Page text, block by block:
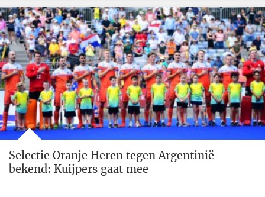
Selectie Oranje Heren tegen Argentinië
bekend: Kuijpers gaat mee